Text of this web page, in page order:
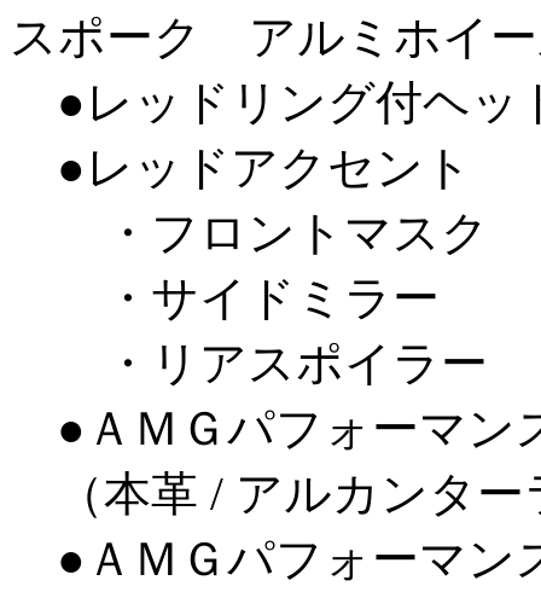
スポーク アルミホイ
●レッドリング付ヘッ
●レッドアクセント
・フロントマスク
・サイドミラー
・リアスポイラー
●ＡＭＧパフォーマン
（本革 / アルカンター
●ＡＭＧパフォーマン